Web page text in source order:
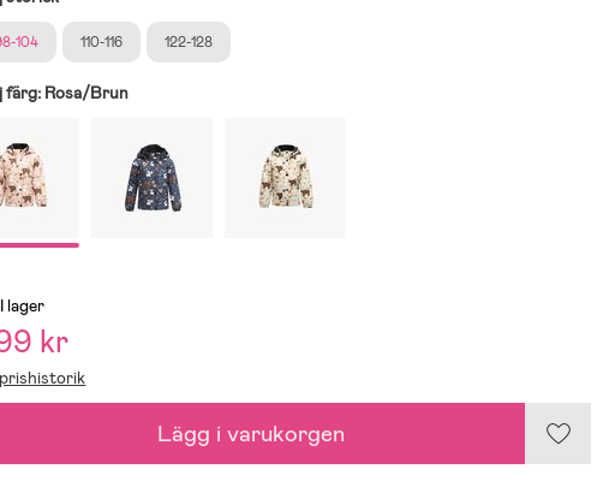
104 110-116 122-128
färg: Rosa/Brun
I lager
kr
Lägg i varukorgen